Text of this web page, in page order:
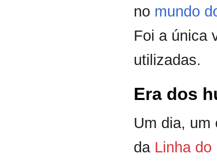
no mundo
Foi a única
utilizadas.
Era dos
Um dia, um
da Linha do